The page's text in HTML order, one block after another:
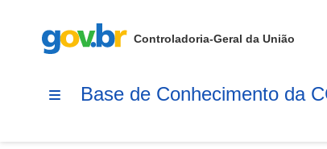
Controladoria-Geral da União
Base de Conhecimento da